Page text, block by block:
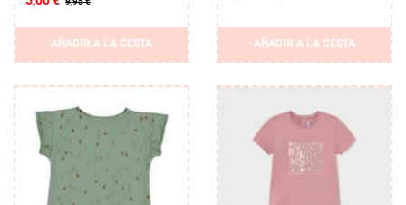
AÑADIR A LA CESTA AÑADIR A LA CESTA